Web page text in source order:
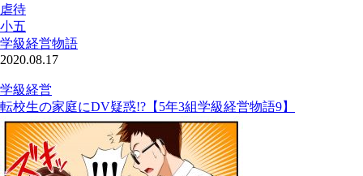
虐待
小五
学級経営物語
2020.08.17
学級経営
転校生の家庭にDV疑惑!?【5年3組学級経営物語9】